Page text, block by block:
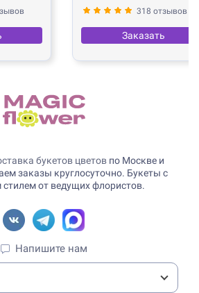
318 отзывов
Заказать
букетов цветов по Москве и
заказы круглосуточно. Букеты с
от ведущих флористов.
Напишите нам